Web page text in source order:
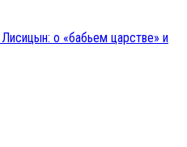
о «бабьем царстве» и